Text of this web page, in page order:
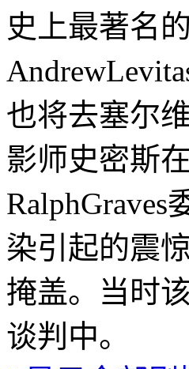
史上最著名
也将去塞尔
影师史密斯
染引起的震
掩盖。当时
谈判中。